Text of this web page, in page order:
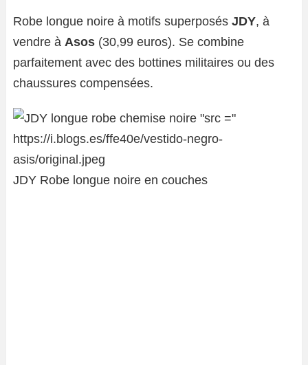
Robe longue noire à motifs superposés JDY, à
vendre à Asos (30,99 euros). Se combine
parfaitement avec des bottines militaires ou des
chaussures compensées.
JDY Robe longue noire en couches